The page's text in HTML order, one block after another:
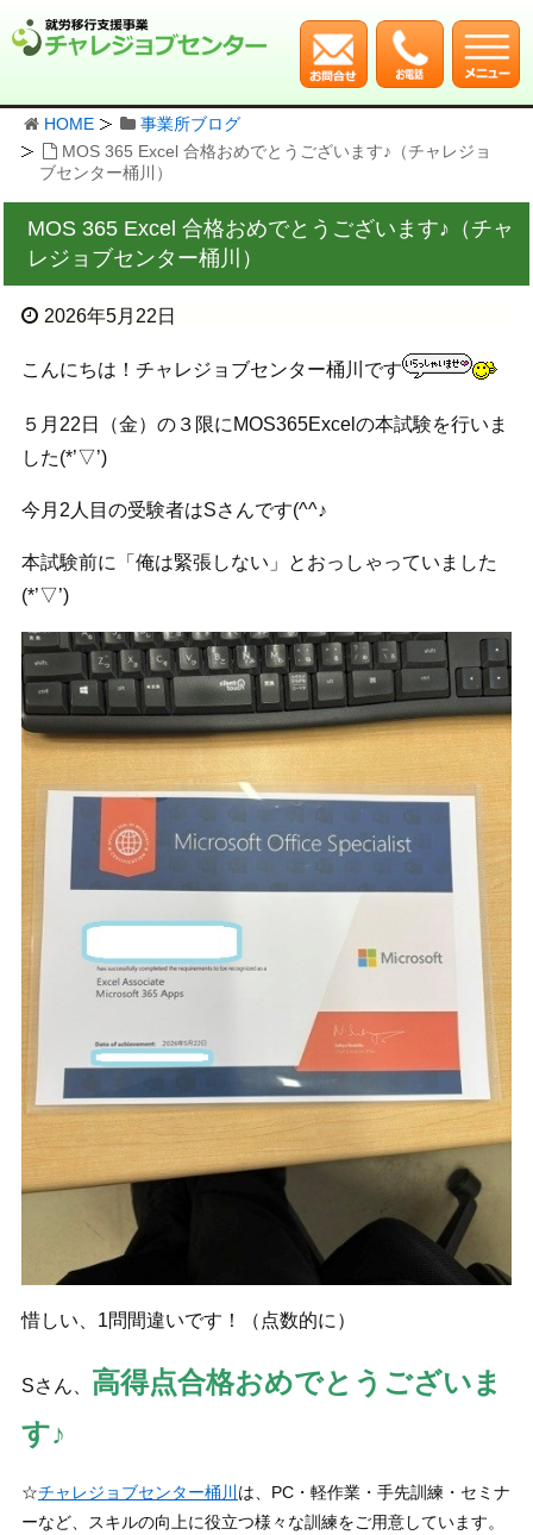
HOME
事業所ブログ
MOS 365 Excel 合格おめでとうございます♪（チャレジョ
ブセンター桶川）
MOS 365 Excel 合格おめでとうございます♪（チャ
レジョブセンター桶川）
2026年5月22日
こんにちは！チャレジョブセンター桶川です
５月22日（金）の３限にMOS365Excelの本試験を行いま
した(*’▽’)
今月2人目の受験者はSさんです(^^♪
本試験前に「俺は緊張しない」とおっしゃっていました
(*’▽’)
惜しい、1問間違いです！（点数的に）
Sさん、 高得点合格おめでとうございま
す♪
☆チャレジョブセンター桶川 は、PC・軽作業・手先訓練・セミナ
ーなど、スキルの向上に役立つ様々な訓練をご用意しています。